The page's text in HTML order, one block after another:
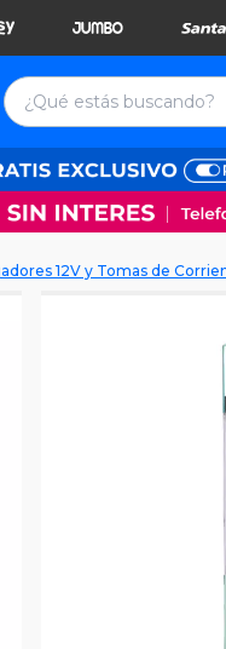
12V y Tomas de